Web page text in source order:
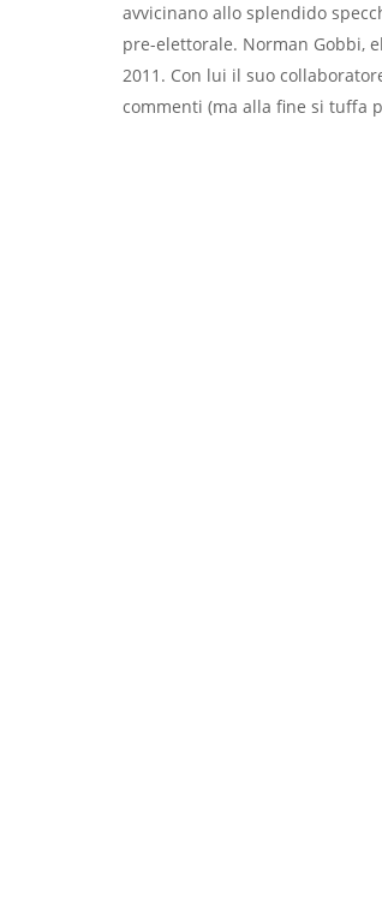
avvicinano allo splendido
pre-elettorale. Norman Gobbi,
2011. Con lui il suo
commenti (ma alla fine si tuffa